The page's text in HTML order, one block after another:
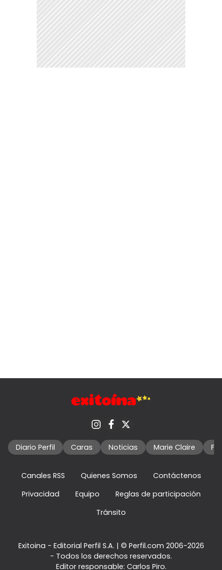
Diario Perfil Caras Noticias Marie Claire
Canales RSS Quienes Somos
Contáctenos
Privacidad
Equipo
Reglas de participación
Tránsito
Exitoina - Editorial Perfil S.A. | © Perfil.com 2006-2026
- Todos los derechos reservados.
Editor responsable: Carlos Piro.